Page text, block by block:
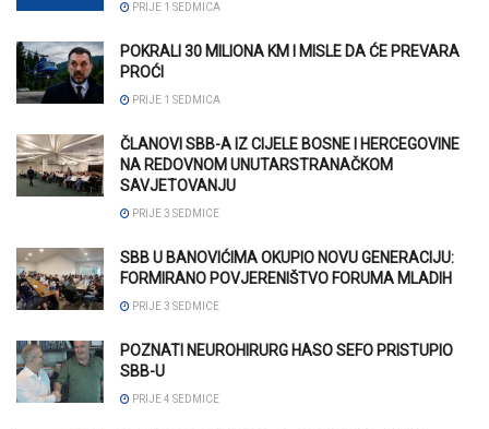
PRIJE 1 SEDMICA
POKRALI 30 MILIONA KM I MISLE DA ĆE PREVARA
PROĆI
PRIJE 1 SEDMICA
ČLANOVI SBB-A IZ CIJELE BOSNE I HERCEGOVINE
NA REDOVNOM UNUTARSTRANAČKOM
SAVJETOVANJU
PRIJE 3 SEDMICE
SBB U BANOVIĆIMA OKUPIO NOVU GENERACIJU:
FORMIRANO POVJERENIŠTVO FORUMA MLADIH
PRIJE 3 SEDMICE
POZNATI NEUROHIRURG HASO SEFO PRISTUPIO
SBB-U
PRIJE 4 SEDMICE